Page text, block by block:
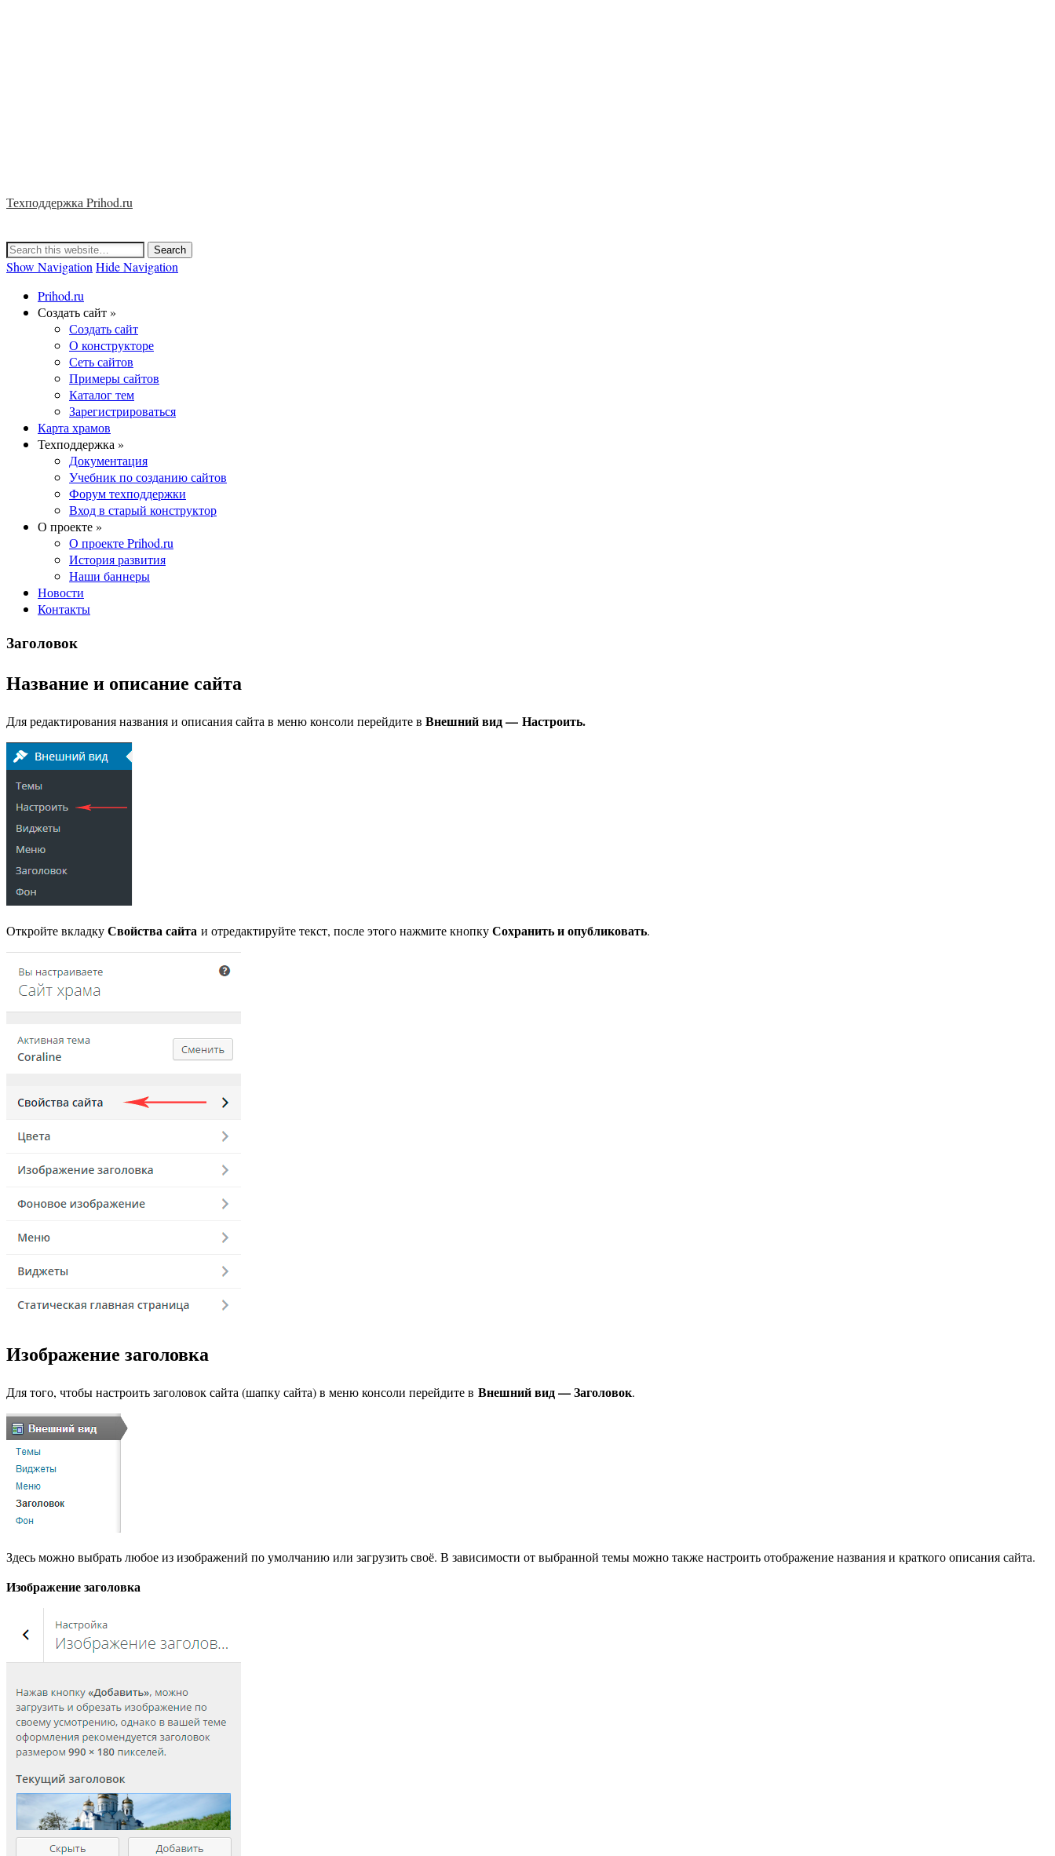
Техподдержка Prihod.ru
Show Navigation Hide Navigation
Prihod.ru
Создать сайт »
Создать сайт
О конструкторе
Сеть сайтов
Примеры сайтов
Каталог тем
Зарегистрироваться
Карта храмов
Техподдержка »
Документация
Учебник по созданию сайтов
Форум техподдержки
Вход в старый конструктор
О проекте »
О проекте Prihod.ru
История развития
Наши баннеры
Новости
Контакты
Заголовок
Название и описание сайта
Для редактирования названия и описания сайта в меню консоли перейдите в Внешний вид — Настроить.
Откройте вкладкуСвойства сайта и отредактируйте текст, после этого нажмите кнопкуСохранить и опубликовать.
Изображение заголовка
Для того, чтобы настроить заголовок сайта (шапку сайта) в меню консоли перейдите в Внешний вид — Заголовок.
Здесь можно выбрать любое из изображений по умолчанию или загрузить своё. В зависимости от выбранной темы можно также настроить отображение названия и краткого описания сайта.
Изображение заголовка